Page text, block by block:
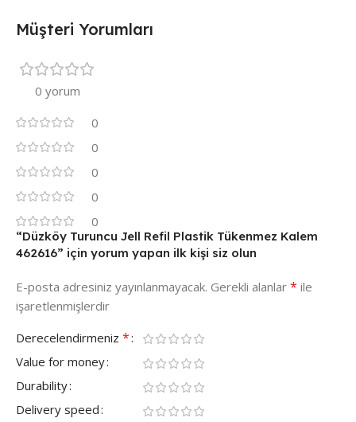
Müşteri Yorumları
0 yorum
0
0
0
0
0
“Düzköy Turuncu Jell Refil Plastik Tükenmez Kalem
462616” için yorum yapan ilk kişi siz olun
E-posta adresiniz yayınlanmayacak. Gerekli alanlar * ile
işaretlenmişlerdir
Derecelendirmeniz *
Value for money
Durability
Delivery speed